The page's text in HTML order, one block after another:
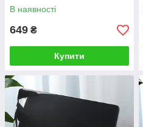
В наявності
649 ₴
Купити